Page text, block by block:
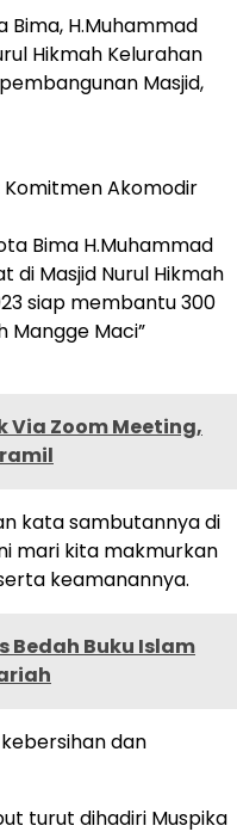
Bima, H.Muhammad
Hikmah Kelurahan
Masjid,
Komitmen Akomodir
Bima H.Muhammad
di Masjid Nurul Hikmah
siap membantu 300
Mangge Maci”
Via Zoom Meeting,
kata sambutannya di
mari kita makmurkan
keamanannya.
Bedah Buku Islam
dan
turut dihadiri Muspika